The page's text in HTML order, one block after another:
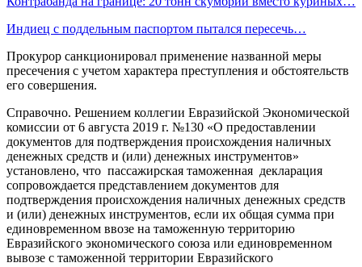
Индиец с поддельным паспортом пытался пересечь…
Прокурор санкционировал применение названной меры
пресечения с учетом характера преступления и обстоятельств
его совершения.
Справочно. Решением коллегии Евразийской Экономической
комиссии от 6 августа 2019 г. №130 «О предоставлении
документов для подтверждения происхождения наличных
денежных средств и (или) денежных инструментов»
установлено, что пассажирская таможенная декларация
сопровождается представлением документов для
подтверждения происхождения наличных денежных средств
и (или) денежных инструментов, если их общая сумма при
единовременном ввозе на таможенную территорию
Евразийского экономического союза или единовременном
вывозе с таможенной территории Евразийского